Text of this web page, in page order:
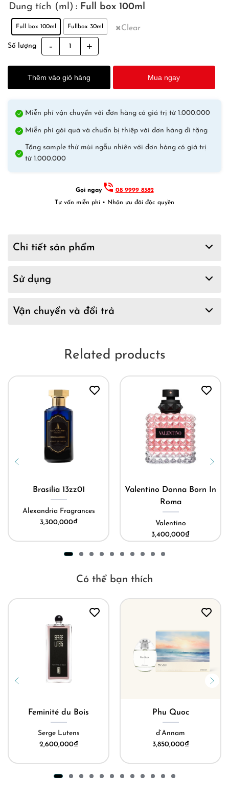
Dung tích (ml) : Full box 100ml
Full box 100ml Fullbox 30ml Clear
Số lượng
Triumphs
Over
War
quantity
Thêm vào giỏ hàng Mua ngay
Miễn phí vận chuyển với đơn hàng có giá trị từ 1.000.000
Miễn phí gói quà và chuẩn bị thiệp với đơn hàng đi tặng
Tặng sample thử mùi ngẫu nhiên với đơn hàng có giá trị
từ 1.000.000
Gọi ngay
08 9999 8382
Tư vấn miễn phí • Nhận ưu đãi độc quyền
Chi tiết sản phẩm
Sử dụng
Vận chuyển và đổi trả
Related products
Brasilia 13zz01
Alexandria Fragrances
3,300,000₫
Valentino Donna Born In
Roma
Valentino
3,400,000₫
Có thể bạn thích
Feminité du Bois
Serge Lutens
2,600,000₫
Phu Quoc
d’Annam
3,850,000₫